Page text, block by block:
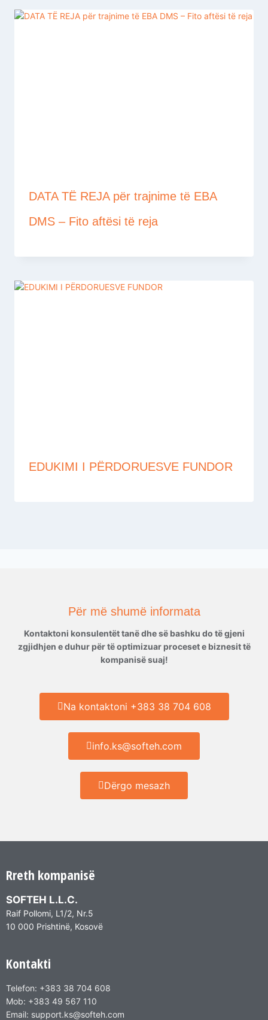
DATA TË REJA për trajnime të EBA
DMS – Fito aftësi të reja
EDUKIMI I PËRDORUESVE FUNDOR
Për më shumë informata
Kontaktoni konsulentët tanë dhe së bashku do të gjeni
zgjidhjen e duhur për të optimizuar proceset e biznesit të
kompanisë suaj!
Na kontaktoni +383 38 704 608
info.ks@softeh.com
Dërgo mesazh
Rreth kompanisë
SOFTEH L.L.C.
Raif Pollomi, L1/2, Nr.5
10 000 Prishtinë, Kosovë
Kontakti
Telefon: +383 38 704 608
Mob: +383 49 567 110
Email: support.ks@softeh.com